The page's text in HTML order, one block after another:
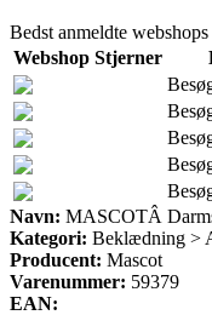
Bedst anmeldte webshops
Webshop Stjerner
Navn: MASCOTÂ
Kategori: Beklædning >
Producent: Mascot
Varenummer: 59379
EAN: